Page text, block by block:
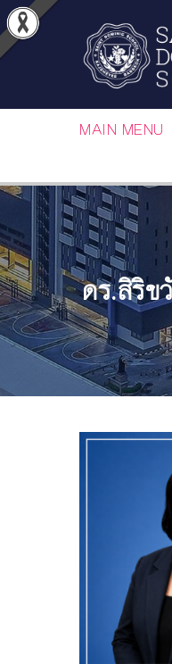
MAIN MENU
ดร.สิริข